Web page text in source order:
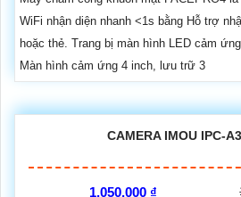
WiFi nhận diện nhanh <1s bằng Hỗ trợ
hoặc thẻ. Trang bị màn hình LED cảm
Màn hình cảm ứng 4 inch, lưu trữ 3
CAMERA IMOU IPC-
1,050,000 ₫